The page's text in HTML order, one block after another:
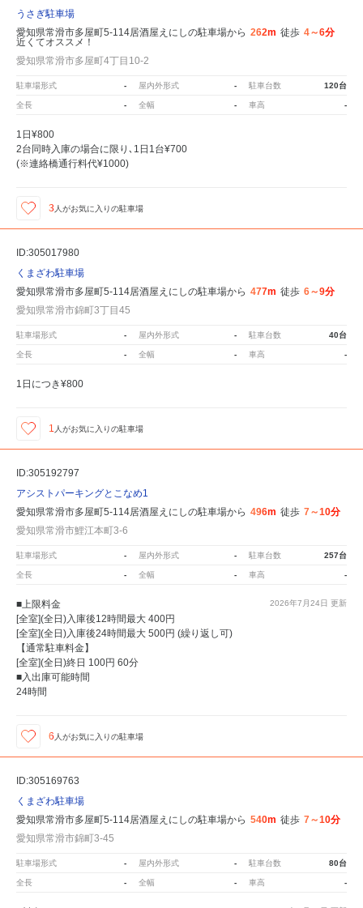
うさぎ駐車場
愛知県常滑市多屋町5-114居酒屋えにしの駐車場から 262m 徒歩 4～6分
近くてオススメ！
愛知県常滑市多屋町4丁目10-2
駐車場形式 - 屋内外形式 - 駐車台数 120台
全長 - 全幅 - 車高 -
1日¥800
2台同時入庫の場合に限り､1日1台¥700
(※連絡橋通行料代¥1000)
3 人がお気に入りの駐車場
ID:305017980
くまざわ駐車場
愛知県常滑市多屋町5-114居酒屋えにしの駐車場から 477m 徒歩 6～9分
愛知県常滑市錦町3丁目45
駐車場形式 - 屋内外形式 - 駐車台数 40台
全長 - 全幅 - 車高 -
1日につき¥800
1 人がお気に入りの駐車場
ID:305192797
アシストパーキングとこなめ1
愛知県常滑市多屋町5-114居酒屋えにしの駐車場から 496m 徒歩 7～10分
愛知県常滑市鯉江本町3-6
駐車場形式 - 屋内外形式 - 駐車台数 257台
全長 - 全幅 - 車高 -
2026年7月24日 更新
■上限料金
[全室](全日)入庫後12時間最大 400円
[全室](全日)入庫後24時間最大 500円 (繰り返し可)
【通常駐車料金】
[全室](全日)終日 100円 60分
■入出庫可能時間
24時間
6 人がお気に入りの駐車場
ID:305169763
くまざわ駐車場
愛知県常滑市多屋町5-114居酒屋えにしの駐車場から 540m 徒歩 7～10分
愛知県常滑市錦町3-45
駐車場形式 - 屋内外形式 - 駐車台数 80台
全長 - 全幅 - 車高 -